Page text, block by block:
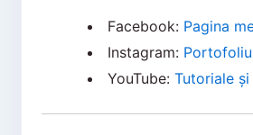
Facebook: Pagina
Instagram:
YouTube: Tutoriale